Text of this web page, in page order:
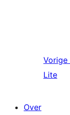
Vorige
Lite
Over